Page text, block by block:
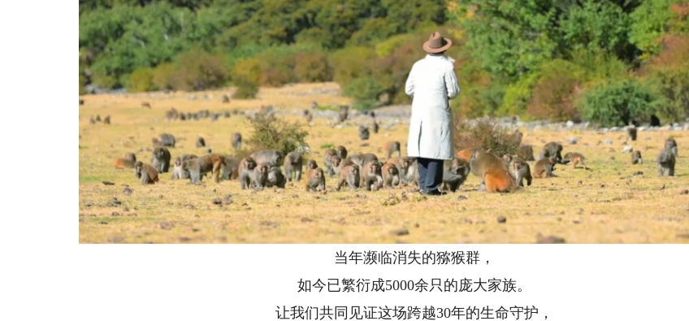
当年濒临消失的猕猴群，
如今已繁衍成5000余只的庞大家族。
让我们共同见证这场跨越30年的生命守护，